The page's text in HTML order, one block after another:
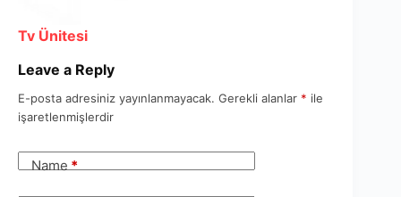
Tv Ünitesi
Leave a Reply
E-posta adresiniz yayınlanmayacak. Gerekli alanlar * ile
işaretlenmişlerdir
Name*